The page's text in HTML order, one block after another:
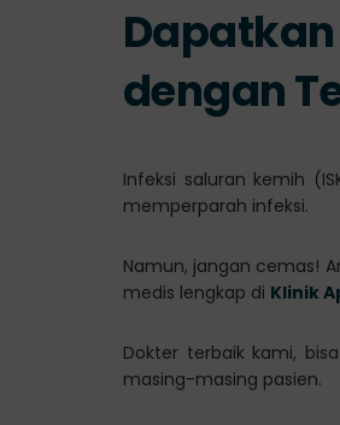
Dapatkan
dengan
Infeksi saluran kemih
memperparah infeksi.
Namun, jangan cemas!
medis lengkap di Klinik
Dokter terbaik kami,
masing-masing pasien.